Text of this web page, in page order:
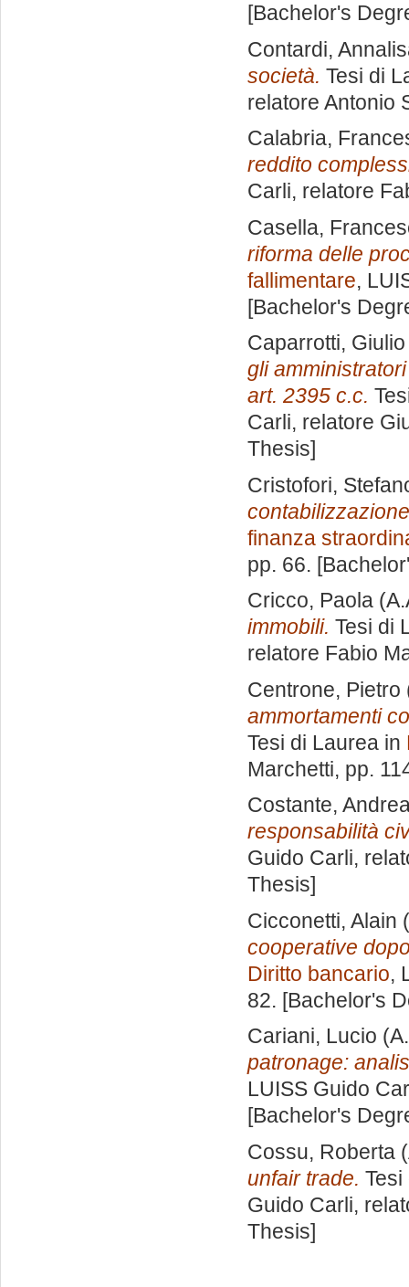
[Bachelor's
Contardi,
società. Tesi di
relatore Antonio
Calabria,
reddito
Carli, relatore
Casella,
riforma delle
fallimentare,
[Bachelor's
Caparrotti, Giulio
gli
art. 2395 c.c.
Carli, relatore
Thesis]
Cristofori,
finanza
pp. 66.
Cricco, Paola
immobili. Tesi di
relatore Fabio
Centrone, Pietro
ammortamenti
Tesi di Laurea in
Marchetti, pp.
Costante,
responsabilità
Guido Carli,
Thesis]
Cicconetti, Alain
cooperative
Diritto bancario,
82. [Bachelor's
Cariani, Lucio
patronage:
LUISS Guido
[Bachelor's
Cossu, Roberta
unfair trade.
Guido Carli,
Thesis]